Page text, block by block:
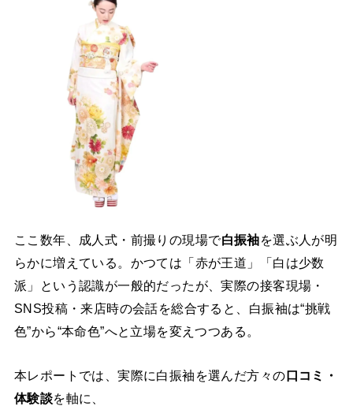
ここ数年、成人式・前撮りの現場で白振袖を選ぶ人が明
らかに増えている。かつては「赤が王道」「白は少数
派」という認識が一般的だったが、実際の接客現場・
SNS投稿・来店時の会話を総合すると、白振袖は“挑戦
色”から“本命色”へと立場を変えつつある。
本レポートでは、実際に白振袖を選んだ方々の口コミ・
体験談を軸に、